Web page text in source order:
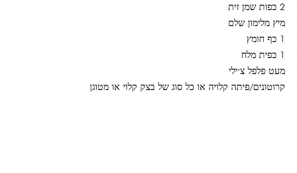
2 כפות שמן זית
מיץ מלימון שלם
1 כף חומץ
1 כפית מלח
מעט פלפל צ׳ילי
קרוטונים/פיתה קלויה או כל סוג של בצק קלוי או מטוגן